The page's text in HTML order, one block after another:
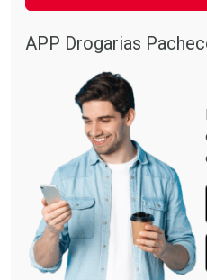
APP Drogarias